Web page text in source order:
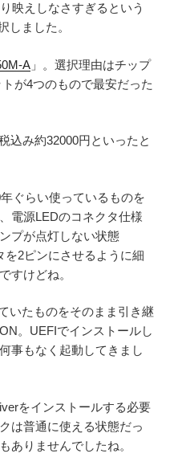
映えしなさすぎるという
しました。
A 」。選択理由はチップ
が4つのもので最安だった
込み約32000円といったと
ぐらい使っているものを
電源LEDのコネクタ仕様
プが点灯しない状態
を2ピンにさせるように細
すけどね。
いたものをそのまま引き継
。UEFIでインストールし
事もなく起動してきまし
をインストールする必要
は普通に使える状態だっ
ありませんでしたね。